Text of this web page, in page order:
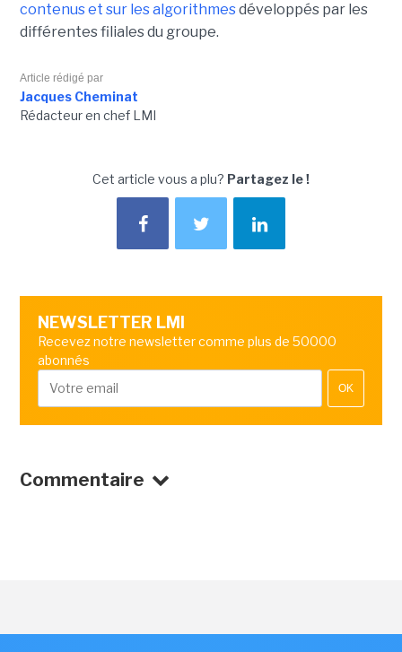
contenus et sur les algorithmesdéveloppés par les
différentes filiales du groupe.
Article rédigé par
Jacques Cheminat
Rédacteur en chef LMI
Cet article vous a plu? Partagez le !
NEWSLETTER LMI
Recevez notre newsletter comme plus de 50000
abonnés
OK
Commentaire